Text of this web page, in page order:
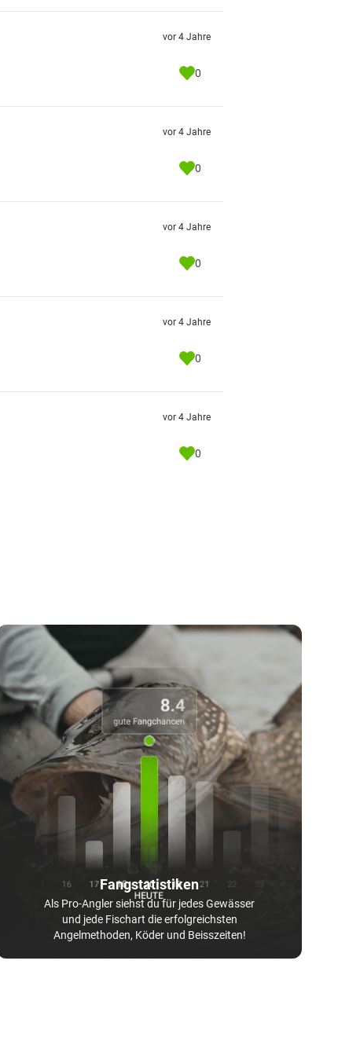
vor 4 Jahre
0
vor 4 Jahre
0
vor 4 Jahre
0
vor 4 Jahre
0
vor 4 Jahre
0
Fangstatistiken
Als Pro-Angler siehst du für jedes Gewässer
und jede Fischart die erfolgreichsten
Angelmethoden, Köder und Beisszeiten!